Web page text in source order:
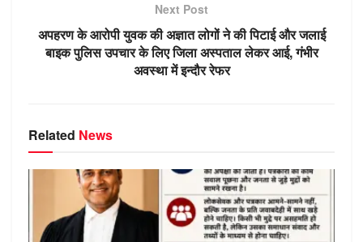
o
k ni
ki
Next Post
अपहरण के आरोपी युवक की अज्ञात लोगों ने की पिटाई और जलाई
बाइक पुलिस उपचार के लिए जिला अस्पताल लेकर आई, गंभीर
अवस्था में इन्दौर रेफर
Related News